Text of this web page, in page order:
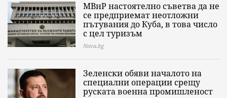
МВнР настоятелно съветва да не
се предприемат неотложни
пътувания до Куба, в това число
с цел туризъм
Nova.bg
Зеленски обяви началото на
специални операции срещу
руската военна промишленост